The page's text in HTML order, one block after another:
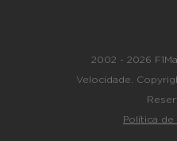
2002 - 2026
Velocidade.
Política de